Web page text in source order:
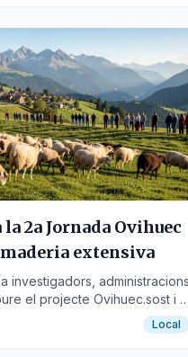
2a Jornada Ovihuec
extensiva
investigadors, administracions
el projecte Ovihuec.sost i la
extensiva.
Local